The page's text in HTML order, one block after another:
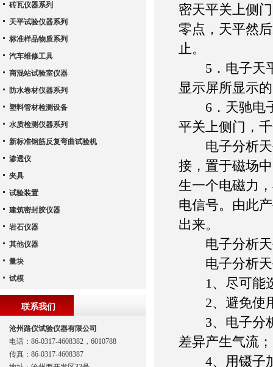
密天平关上侧
零点，天平然
止。
5．电子天平
显示屏所显示
6．天驰电子
平关上侧门，
电子分析天
接，置于磁场
生一个电磁力
电信号。由此
出来。
电子分析天
电子分析天
1、尽可能选
2、避免使用
3、电子分析
差异产生气流；
4、用镊子加
砖瓦仪器系列
天平试验仪器系列
标准样品物质系列
汽车维修工具
商混站试验室仪器
防水卷材仪器系列
塑料管材检测设备
水质检测仪器系列
新标准钢筋反复弯曲试验机
渗透仪
夹具
试验装置
建筑密封胶仪器
岩石仪器
其他仪器
量块
试模
联系我们
沧州路仪试验仪器有限公司
电话：86-0317-4608382，6010788
传真：86-0317-4608387